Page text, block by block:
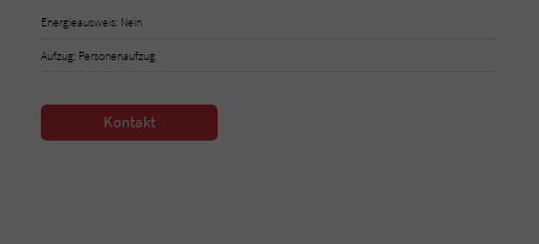
Energieausweis: Nein
Aufzug: Personenaufzug
Kontakt